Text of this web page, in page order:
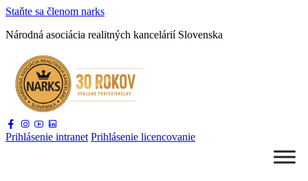
Staňte sa členom narks
Národná asociácia realitných kancelárií Slovenska
Prihlásenie intranet Prihlásenie licencovanie